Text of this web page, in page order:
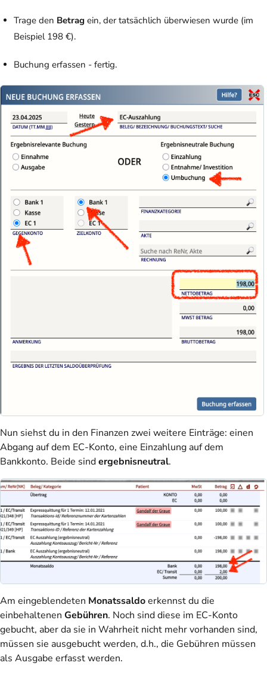
Trage den Betrag ein, der tatsächlich überwiesen wurde (im
Beispiel 198 €).
Buchung erfassen - fertig.
Nun siehst du in den Finanzen zwei weitere Einträge: einen
Abgang auf dem EC-Konto, eine Einzahlung auf dem
Bankkonto. Beide sindergebnisneutral.
Am eingeblendeten Monatssaldoerkennst du die
einbehaltenen Gebühren. Noch sind diese im EC-Konto
gebucht, aber da sie in Wahrheit nicht mehr vorhanden sind,
müssen sie ausgebucht werden, d.h., die Gebühren müssen
als Ausgabe erfasst werden.